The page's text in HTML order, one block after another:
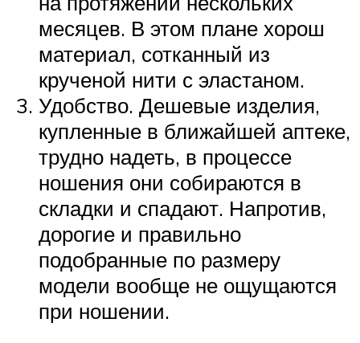
месяцев. В этом плане хорош
материал, сотканный из
крученой нити с эластаном.
Удобство. Дешевые изделия,
купленные в ближайшей аптеке,
трудно надеть, в процессе
ношения они собираются в
складки и спадают. Напротив,
дорогие и правильно
подобранные по размеру
модели вообще не ощущаются
при ношении.